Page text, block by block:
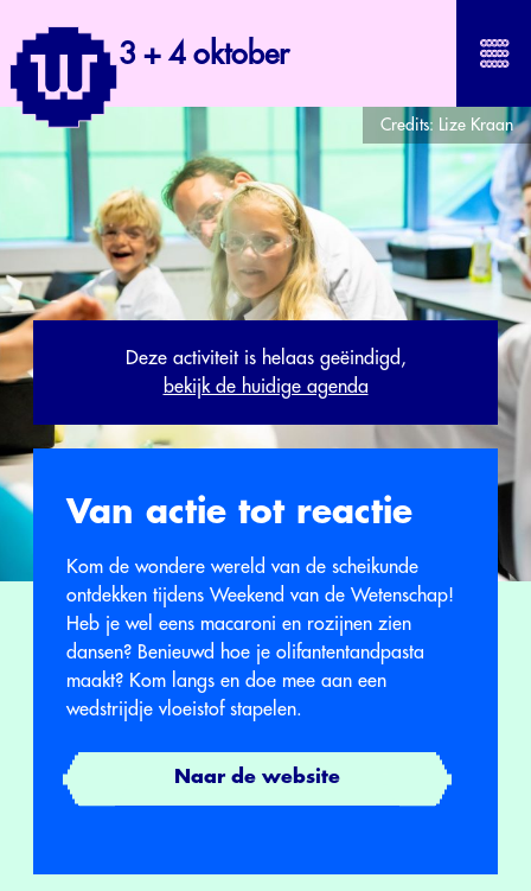
3 + 4 oktober
Credits: Lize Kraan
Deze activiteit is helaas geëindigd,
bekijk de huidige agenda
Van actie tot reactie
Kom de wondere wereld van de scheikunde
ontdekken tijdens Weekend van de Wetenschap!
Heb je wel eens macaroni en rozijnen zien
dansen? Benieuwd hoe je olifantentandpasta
maakt? Kom langs en doe mee aan een
wedstrijdje vloeistof stapelen.
Naar de website